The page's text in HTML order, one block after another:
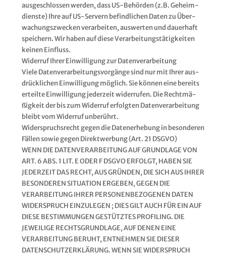
aus­ge­schlos­sen wer­den, dass US-Behör­den (z.B. Geheim­
diens­te) Ihre auf US-Ser­vern befind­li­chen Daten zu Über­
wa­chungs­zwe­cken ver­ar­bei­ten, aus­wer­ten und dau­er­haft
spei­chern. Wir haben auf die­se Ver­ar­bei­tungs­tä­tig­kei­ten
kei­nen Ein­fluss.
Wider­ruf Ihrer Ein­wil­li­gung zur Daten­ver­ar­bei­tung
Vie­le Daten­ver­ar­bei­tungs­vor­gän­ge sind nur mit Ihrer aus­
drück­li­chen Ein­wil­li­gung mög­lich. Sie kön­nen eine bereits
erteil­te Ein­wil­li­gung jeder­zeit wider­ru­fen. Die Recht­mä­
ßig­keit der bis zum Wider­ruf erfolg­ten Daten­ver­ar­bei­tung
bleibt vom Wider­ruf unbe­rührt.
Wider­spruchs­recht gegen die Daten­er­he­bung in beson­de­ren
Fäl­len sowie gegen Direkt­wer­bung (Art. 21 DSGVO)
WENN DIE DATENVERARBEITUNG AUF GRUNDLAGE VON
ART. 6 ABS. 1 LIT. E ODER F DSGVO ERFOLGT, HABEN SIE
JEDERZEIT DAS RECHT, AUS GRÜNDEN, DIE SICH AUS IHRER
BESONDEREN SITUATION ERGEBEN, GEGEN DIE
VERARBEITUNG IHRER PERSONENBEZOGENEN DATEN
WIDERSPRUCH EINZULEGEN ; DIES GILT AUCH FÜR EIN AUF
DIESE BESTIMMUNGEN GESTÜTZTES PROFILING. DIE
JEWEILIGE RECHTSGRUNDLAGE, AUF DENEN EINE
VERARBEITUNG BERUHT, ENTNEHMEN SIE DIESER
DATENSCHUTZERKLÄRUNG. WENN SIE WIDERSPRUCH